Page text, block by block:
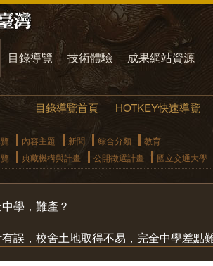
目錄導覽 技術體驗 成果網站資源
目錄導覽首頁 HOTKEY快速導覽
內容主題 新聞 綜合分類
教育
典藏機構與計畫 公開徵選計畫 國立交通大學
學，難產？
誤，校舍土地取得不易，完全中學差點